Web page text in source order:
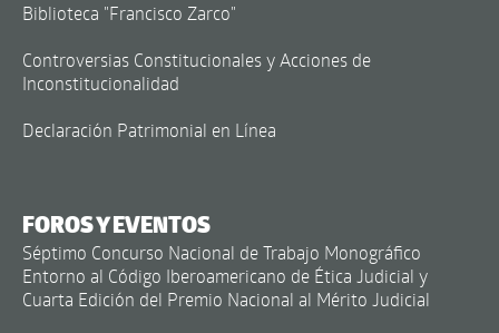
Biblioteca "Francisco Zarco"
Controversias Constitucionales y Acciones de
Inconstitucionalidad
Declaración Patrimonial en Línea
FOROS Y EVENTOS
Séptimo Concurso Nacional de Trabajo Monográfico
Entorno al Código Iberoamericano de Ética Judicial y
Cuarta Edición del Premio Nacional al Mérito Judicial